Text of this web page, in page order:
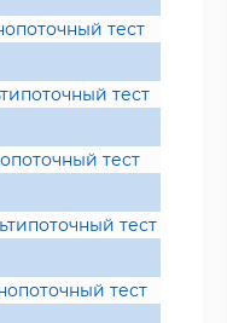
тест
тест
тест
тест
тест